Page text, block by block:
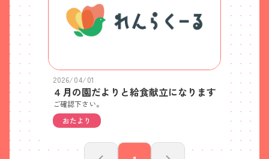
2026/04/01
４月の園だよりと給食献立になります
ご確認下さい。
おたより